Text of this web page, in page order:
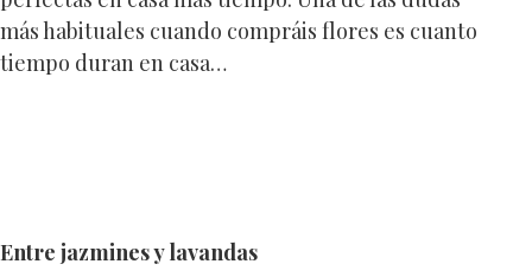
más habituales cuando compráis flores es cuanto
tiempo duran en casa…
Entre jazmines y lavandas